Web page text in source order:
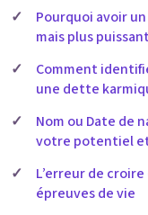
Pourquoi avoir
mais plus
Comment
une dette
Nom ou Date de
votre potentiel
L’erreur de
épreuves de vie